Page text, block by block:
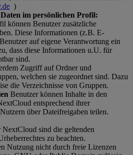
)
Daten im persönlichen Profil:
können Benutzer zusätzliche
Diese Informationen (z.B. E-
auf eigene Verantwortung ein
dass diese Informationen u.U. für
sind.
Zugriff auf Ordner und
welchen sie zugeordnet sind. Dazu
die Verzeichnisse von Gruppen.
Benutzer können Inhalte in den
entsprechend ihrer
über Dateifreigaben teilen.
sind die geltenden
zu beachten.
Nutzung nicht durch freie Lizenzen